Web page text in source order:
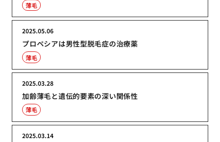
薄毛
プロペシアは男性型脱毛症の治療薬
2025.05.06
薄毛
加齢薄毛と遺伝的要素の深い関係性
2025.03.28
薄毛
2025.03.14